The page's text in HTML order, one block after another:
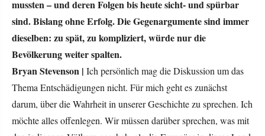
mussten – und deren Folgen bis heute sicht- und spürbar
sind. Bislang ohne Erfolg. Die Gegenargumente sind immer
dieselben: zu spät, zu kompliziert, würde nur die
Bevölkerung weiter spalten.
Bryan Stevenson |
Ich persönlich mag die Diskussion um das
Thema Entschädigungen nicht. Für mich geht es zunächst
darum, über die Wahrheit in unserer Geschichte zu sprechen. Ich
möchte alles offenlegen. Wir müssen darüber sprechen, was mit